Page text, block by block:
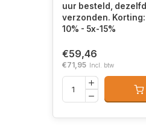
uur besteld,
verzonden.
10% - 5x-15%
€59,46
€71,95 Incl. btw